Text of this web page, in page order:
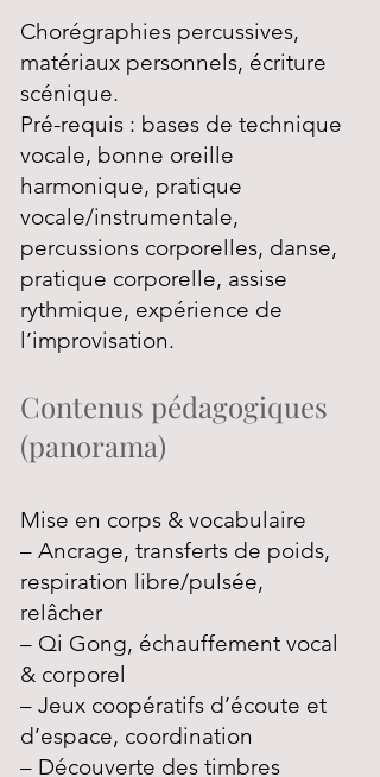
Chorégraphies percussives,
matériaux personnels, écriture
scénique.
Pré-requis : bases de technique
vocale, bonne oreille
harmonique, pratique
vocale/instrumentale,
percussions corporelles, danse,
pratique corporelle, assise
rythmique, expérience de
l’improvisation.
Contenus pédagogiques
(panorama)
Mise en corps & vocabulaire
– Ancrage, transferts de poids,
respiration libre/pulsée,
relâcher
– Qi Gong, échauffement vocal
& corporel
– Jeux coopératifs d’écoute et
d’espace, coordination
– Découverte des timbres